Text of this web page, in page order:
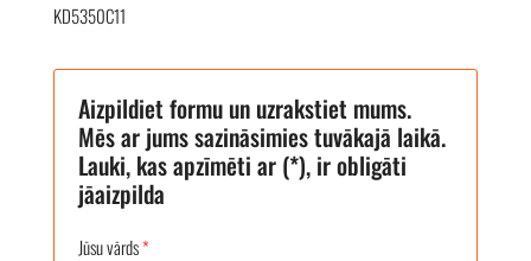
KD5350C11
Aizpildiet formu un uzrakstiet mums.
Mēs ar jums sazināsimies tuvākajā laikā.
Lauki, kas apzīmēti ar (*), ir obligāti
jāaizpilda
Jūsu vārds*